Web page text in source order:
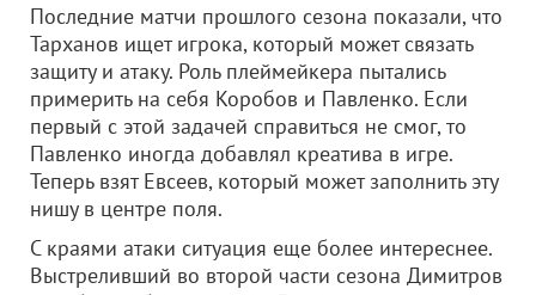
Последние матчи прошлого сезона показали, что
Тарханов ищет игрока, который может связать
защиту и атаку. Роль плеймейкера пытались
примерить на себя Коробов и Павленко. Если
первый с этой задачей справиться не смог, то
Павленко иногда добавлял креатива в игре.
Теперь взят Евсеев, который может заполнить эту
нишу в центре поля.
С краями атаки ситуация еще более интереснее.
Выстреливший во второй части сезона Димитров